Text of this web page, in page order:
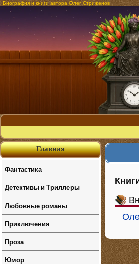
Биография и книги автора Олег Стриженов
Главная
Фантастика
Детективы и Триллеры
Любовные романы
Приключения
Проза
Юмор